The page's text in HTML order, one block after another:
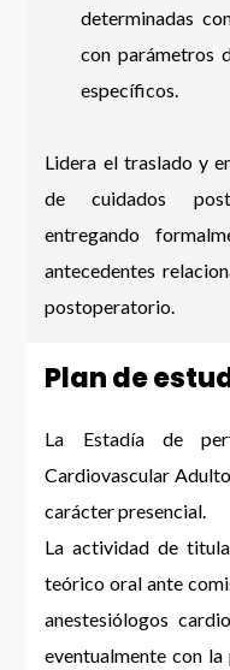
determinadas
con parámetros
específicos.
Lidera el traslado y
de cuidados
entregando
antecedentes
postoperatorio.
Plan de
La Estadía de
Cardiovascular
carácter presencial.
La actividad de
teórico oral ante
anestesiólogos
eventualmente con